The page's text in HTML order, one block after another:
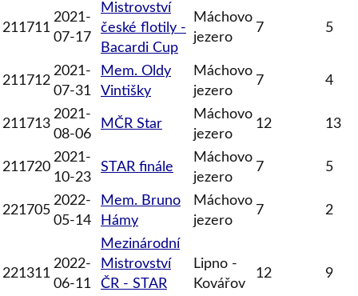
211711
2021-
07-17
Mistrovství
české flotily -
Bacardi Cup
Máchovo
jezero
7 5
211712
2021-
07-31
Mem. Oldy
Vintišky
Máchovo
jezero
7 4
211713
2021-
08-06
MČR Star
Máchovo
jezero
12 13
211720
2021-
10-23
STAR finále
Máchovo
jezero
7 5
221705
2022-
05-14
Mem. Bruno
Hámy
Máchovo
jezero
7 2
221311
2022-
06-11
Mezinárodní
Mistrovství
ČR - STAR
Lipno -
Kovářov
12 9